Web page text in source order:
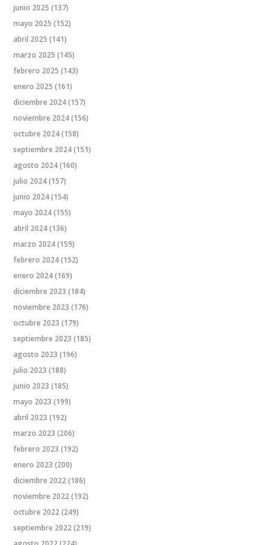
junio 2025 (137)
mayo 2025 (152)
abril 2025 (141)
marzo 2025 (145)
febrero 2025 (143)
enero 2025 (161)
diciembre 2024(157)
noviembre 2024(156)
octubre 2024(158)
septiembre 2024(151)
agosto 2024(160)
julio 2024(157)
junio 2024(154)
mayo 2024(155)
abril 2024(136)
marzo 2024(159)
febrero 2024(152)
enero 2024(169)
diciembre 2023 (184)
noviembre 2023 (176)
octubre 2023 (179)
septiembre 2023 (185)
agosto 2023 (196)
julio 2023 (188)
junio 2023 (185)
mayo 2023 (199)
abril 2023 (192)
marzo 2023 (206)
febrero 2023 (192)
enero 2023 (200)
diciembre 2022(186)
noviembre 2022(192)
octubre 2022(249)
septiembre 2022(219)